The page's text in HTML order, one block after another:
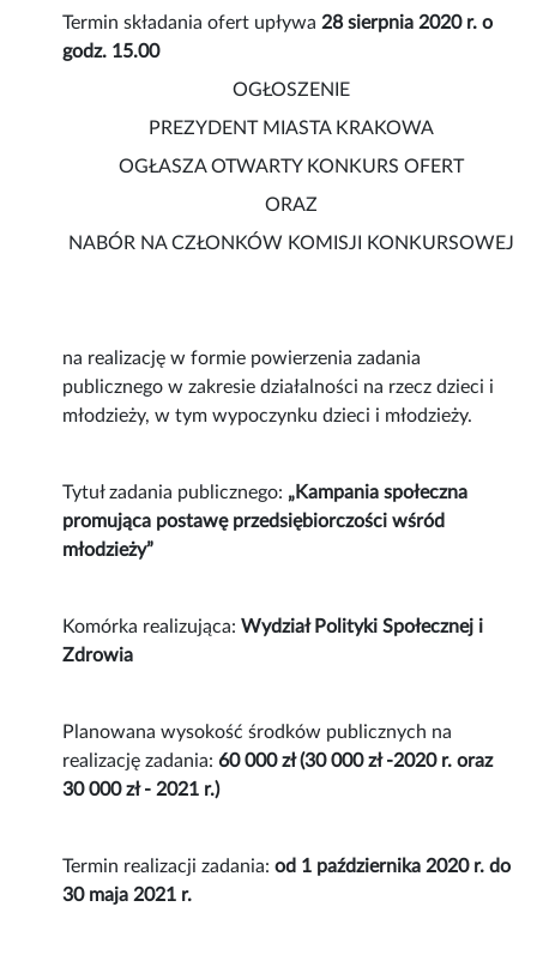
Termin składania ofert upływa 28 sierpnia 2020 r. o
godz. 15.00
OGŁOSZENIE
PREZYDENT MIASTA KRAKOWA
OGŁASZA OTWARTY KONKURS OFERT
ORAZ
NABÓR NA CZŁONKÓW KOMISJI KONKURSOWEJ
na realizację w formie powierzenia zadania
publicznego w zakresie działalności na rzecz dzieci i
młodzieży, w tym wypoczynku dzieci i młodzieży.
Tytuł zadania publicznego: „Kampania społeczna
promująca postawę przedsiębiorczości wśród
młodzieży”
Komórka realizująca:Wydział Polityki Społecznej i
Zdrowia
Planowana wysokość środków publicznych na
realizację zadania: 60 000 zł (30 000 zł -2020 r. oraz
30 000 zł - 2021 r.)
Termin realizacji zadania:od 1 października 2020 r. do
30 maja 2021 r.